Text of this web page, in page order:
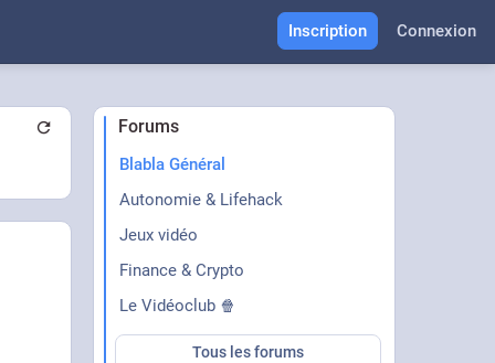
Inscription Connexion
Forums
Blabla Général
Autonomie & Lifehack
Jeux vidéo
Finance & Crypto
Le Vidéoclub 🍿
Tous les forums